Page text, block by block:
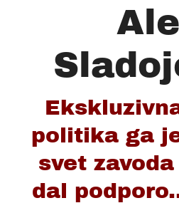
politika ga
svet
dal